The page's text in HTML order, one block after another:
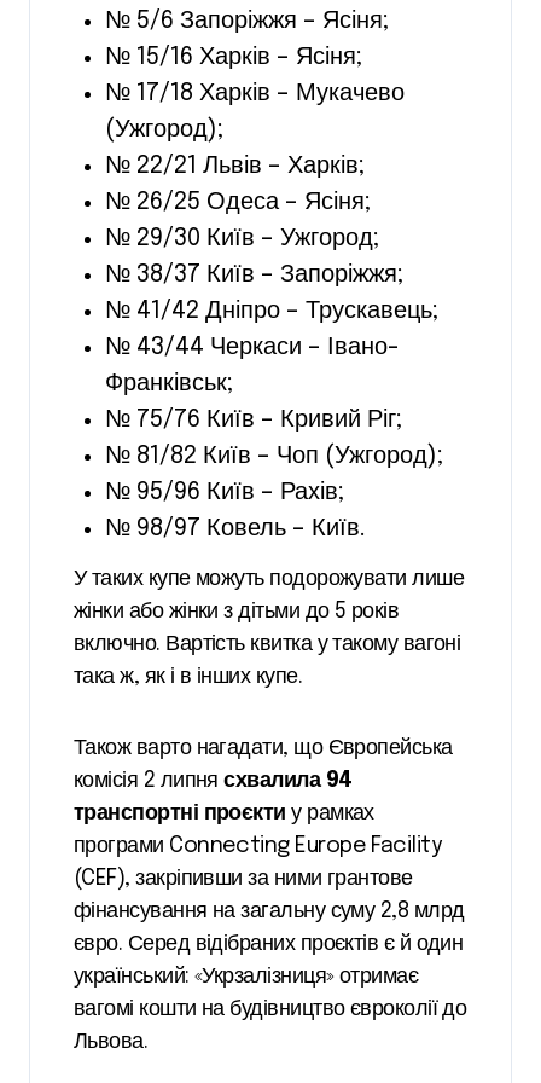
№ 5/6 Запоріжжя – Ясіня;
№ 15/16 Харків – Ясіня;
№ 17/18 Харків – Мукачево
(Ужгород);
№ 22/21 Львів – Харків;
№ 26/25 Одеса – Ясіня;
№ 29/30 Київ – Ужгород;
№ 38/37 Київ – Запоріжжя;
№ 41/42 Дніпро – Трускавець;
№ 43/44 Черкаси – Івано-
Франківськ;
№ 75/76 Київ – Кривий Ріг;
№ 81/82 Київ – Чоп (Ужгород);
№ 95/96 Київ – Рахів;
№ 98/97 Ковель – Київ.
У таких купе можуть подорожувати лише
жінки або жінки з дітьми до 5 років
включно. Вартість квитка у такому вагоні
така ж, як і в інших купе.
Також варто нагадати, що Європейська
комісія 2 липнясхвалила 94
транспортні проєкти у рамках
програми Connecting Europe Facility
(CEF), закріпивши за ними грантове
фінансування на загальну суму 2,8 млрд
євро. Серед відібраних проєктів є й один
український: «Укрзалізниця» отримає
вагомі кошти на будівництво євроколії до
Львова.